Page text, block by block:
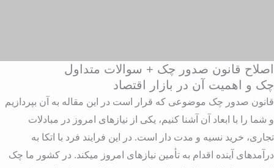
قانون صدور چک + سوالات متداول
و اهمیت آن در بازار اقتصاد
صدور چک موضوعی که قرار است در این مقاله به آن بپردازیم
شما را با ابعاد آن آشنا کنیم، یکی از نیازهای امروز در مبادلات
خرید نسیه و مدت‏ دار است. در این فرایند فرد با اتکا به
آینده اقدام به تأمین‏ نیازهای امروز می‏کند. در کشور ما چک